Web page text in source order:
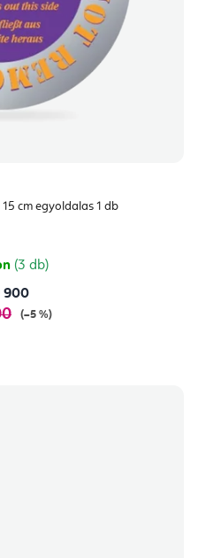
cm egyoldalas 1 db
(3 db)
900
(–5 %)